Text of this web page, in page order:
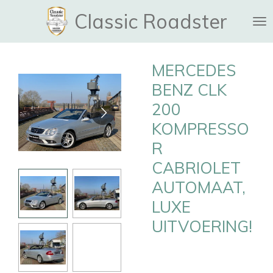
naar
Classic Roadster
MERCEDES
BENZ CLK
200
KOMPRESSO
R
CABRIOLET
AUTOMAAT,
LUXE
UITVOERING!